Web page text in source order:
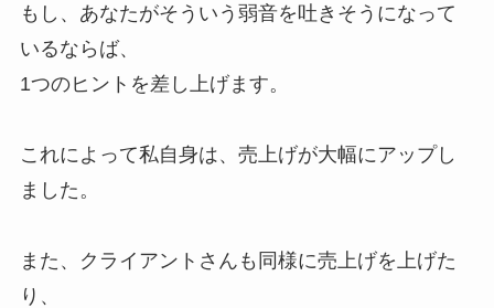
もし、あなたがそういう弱音を吐きそうになって
いるならば、
1つのヒントを差し上げます。
これによって私自身は、売上げが大幅にアップし
ました。
また、クライアントさんも同様に売上げを上げた
り、